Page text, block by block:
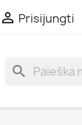
 Prisijungti
search